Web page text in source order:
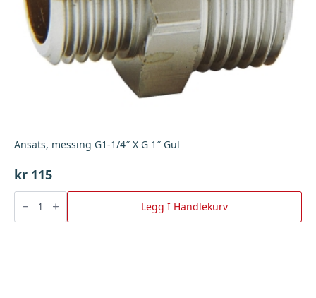
Ansats, messing G1-1/4″ X G 1″ Gul
kr 115
Ansats,
messing
G1-
1/4"
Legg I Handlekurv